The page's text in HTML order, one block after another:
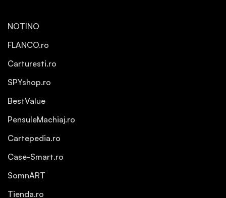
NOTINO
FLANCO.ro
Carturesti.ro
SPYshop.ro
BestValue
PensuleMachiaj.ro
Cartepedia.ro
Case-Smart.ro
SomnART
Tienda.ro